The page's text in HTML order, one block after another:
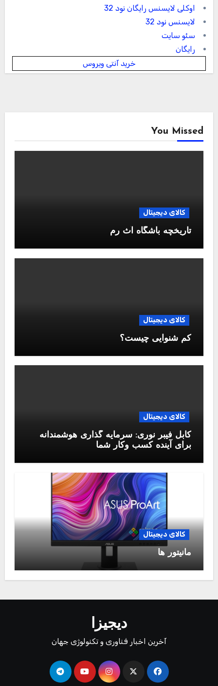
اوکلی لایسنس رایگان نود 32
لایسنس نود 32
سئو سایت
رایگان
خرید آنتی ویروس
You Missed
کالای دیجیتال
تاریخچه باشگاه آث رم
کالای دیجیتال
کم شنوایی چیست؟
کالای دیجیتال
کابل فیبر نوری: سرمایه گذاری هوشمندانه
برای آینده کسب وکار شما
کالای دیجیتال
مانیتور ها
دیجیزا
آخرین اخبار فناوری و تکنولوژی جهان